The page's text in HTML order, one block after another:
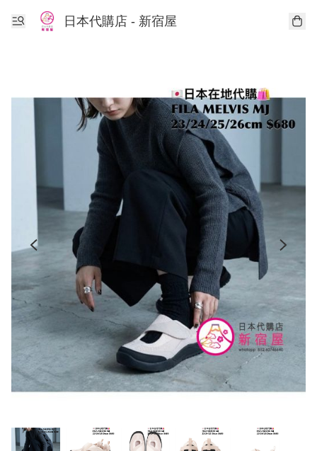
日本代購店 - 新宿屋